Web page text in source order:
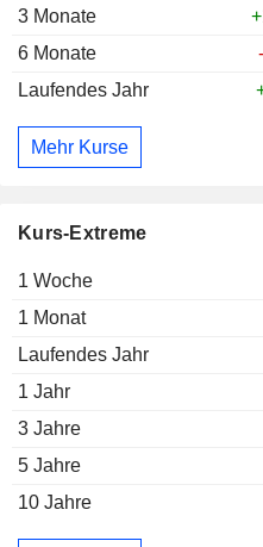
3 Monate
6 Monate
Laufendes Jahr
Mehr Kurse
Kurs-Extreme
1 Woche
1 Monat
Laufendes Jahr
1 Jahr
3 Jahre
5 Jahre
10 Jahre